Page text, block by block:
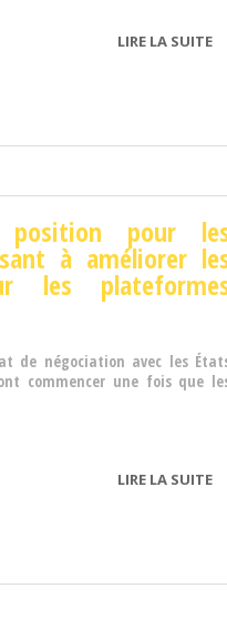
LIRE LA SUITEDE
pour
à améliorer
les
de négociation avec les
commencer une fois que
LIRE LA SUITEDE